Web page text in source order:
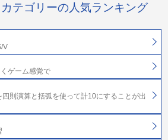
カテゴリーの人気ランキング
V
ゲーム感覚で
則演算と括弧を使って計10にすることが出